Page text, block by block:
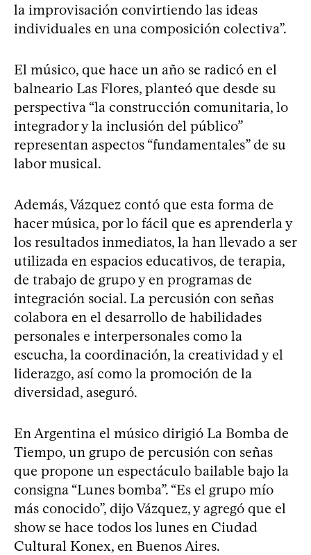
la improvisación convirtiendo las ideas
individuales en una composición colectiva”.
El músico, que hace un año se radicó en el
balneario Las Flores, planteó que desde su
perspectiva “la construcción comunitaria, lo
integrador y la inclusión del público”
representan aspectos “fundamentales” de su
labor musical.
Además, Vázquez contó que esta forma de
hacer música, por lo fácil que es aprenderla y
los resultados inmediatos, la han llevado a ser
utilizada en espacios educativos, de terapia,
de trabajo de grupo y en programas de
integración social. La percusión con señas
colabora en el desarrollo de habilidades
personales e interpersonales como la
escucha, la coordinación, la creatividad y el
liderazgo, así como la promoción de la
diversidad, aseguró.
En Argentina el músico dirigió La Bomba de
Tiempo, un grupo de percusión con señas
que propone un espectáculo bailable bajo la
consigna “Lunes bomba”. “Es el grupo mío
más conocido”, dijo Vázquez, y agregó que el
show se hace todos los lunes en Ciudad
Cultural Konex, en Buenos Aires.